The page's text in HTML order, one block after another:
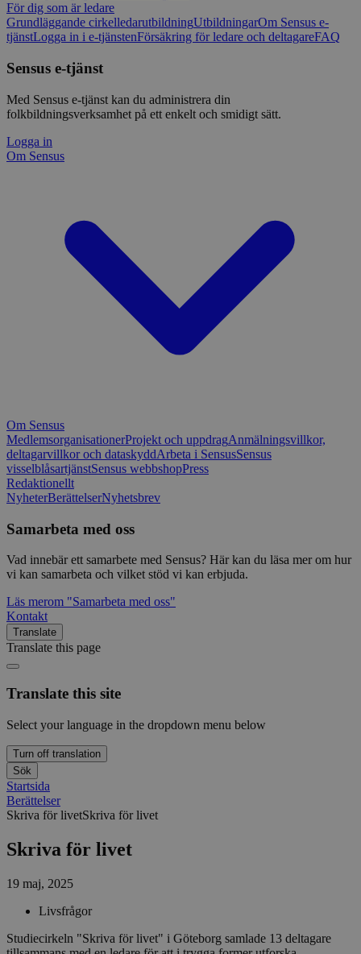
För dig som är ledare
Grundläggande cirkelledarutbildningUtbildningarOm Sensus e-
tjänstLogga in i e-tjänstenFörsäkring för ledare och deltagareFAQ
Sensus e-tjänst
Med Sensus e-tjänst kan du administrera din
folkbildningsverksamhet på ett enkelt och smidigt sätt.
Logga in
Om Sensus
Om Sensus
MedlemsorganisationerProjekt och uppdragAnmälningsvillkor,
deltagarvillkor och dataskyddArbeta i SensusSensus
visselblåsartjänstSensus webbshopPress
Redaktionellt
NyheterBerättelserNyhetsbrev
Samarbeta med oss
Vad innebär ett samarbete med Sensus? Här kan du läsa mer om hur
vi kan samarbeta och vilket stöd vi kan erbjuda.
Läs merom "Samarbeta med oss"
Kontakt
Translate
Translate this page
Translate this site
Select your language in the dropdown menu below
Turn off translation
Sök
Startsida
Berättelser
Skriva för livetSkriva för livet
Skriva för livet
19 maj, 2025
Livsfrågor
Studiecirkeln "Skriva för livet" i Göteborg samlade 13 deltagare